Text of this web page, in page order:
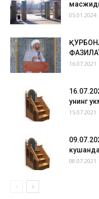
05.01.2024
16.07.2021
унинг
15.07.2021
08.07.2021